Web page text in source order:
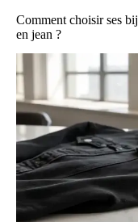
Comment choisir ses
en jean ?